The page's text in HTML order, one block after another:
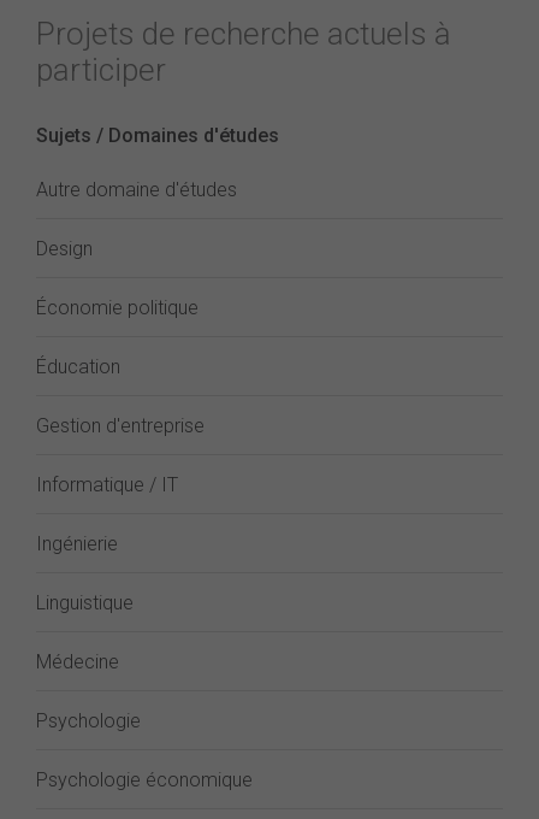
Projets de recherche actuels à
participer
Sujets / Domaines d'études
Autre domaine d'études
Design
Économie politique
Éducation
Gestion d'entreprise
Informatique / IT
Ingénierie
Linguistique
Médecine
Psychologie
Psychologie économique